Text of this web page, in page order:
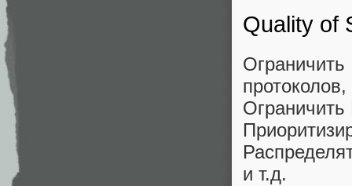
Quality of
и т.д.